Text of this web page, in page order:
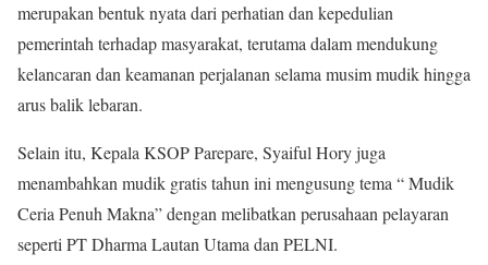
merupakan bentuk nyata dari perhatian dan kepedulian
pemerintah terhadap masyarakat, terutama dalam mendukung
kelancaran dan keamanan perjalanan selama musim mudik hingga
arus balik lebaran.
Selain itu, Kepala KSOP Parepare, Syaiful Hory juga
menambahkan mudik gratis tahun ini mengusung tema “ Mudik
Ceria Penuh Makna” dengan melibatkan perusahaan pelayaran
seperti PT Dharma Lautan Utama dan PELNI.